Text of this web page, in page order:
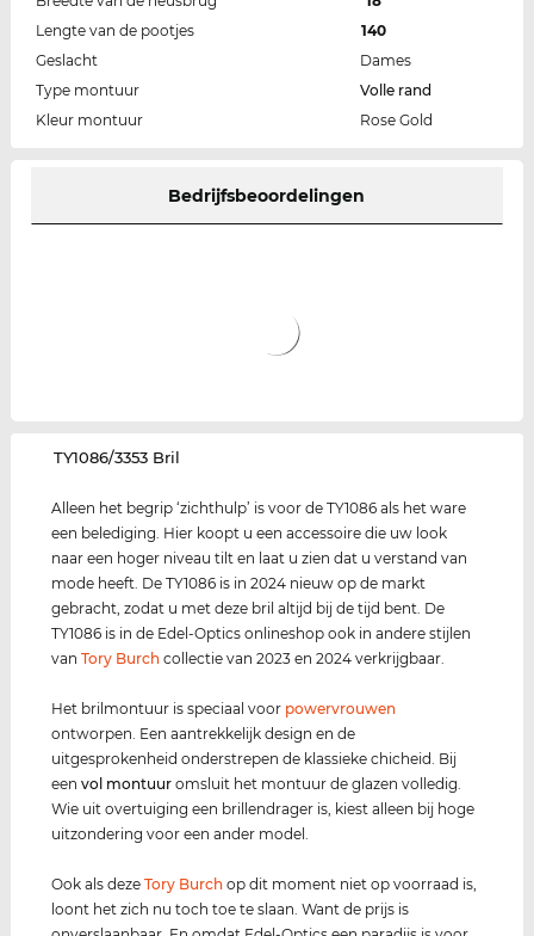
Lengte van de pootjes
140
Geslacht
Dames
Type montuur
Volle rand
Kleur montuur
Rose Gold
Bedrijfsbeoordelingen
‌TY1086/3353 Bril
Alleen het begrip ‘zichthulp’ is voor de TY1086 als het ware
een belediging. Hier koopt u een accessoire die uw look
naar een hoger niveau tilt en laat u zien dat u verstand van
mode heeft. De TY1086 is in 2024 nieuw op de markt
gebracht, zodat u met deze bril altijd bij de tijd bent. De
TY1086 is in de Edel-Optics onlineshop ook in andere stijlen
vanTory Burch collectie van 2023 en 2024 verkrijgbaar.
Het brilmontuur is speciaal voor powervrouwen
ontworpen. Een aantrekkelijk design en de
uitgesprokenheid onderstrepen de klassieke chicheid. Bij
eenvol montuur omsluit het montuur de glazen volledig.
Wie uit overtuiging een brillendrager is, kiest alleen bij hoge
uitzondering voor een ander model.
Ook als dezeTory Burch op dit moment niet op voorraad is,
loont het zich nu toch toe te slaan. Want de prijs is